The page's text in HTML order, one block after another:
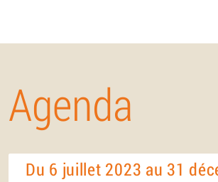
Agenda
Du 6 juillet 2023 au 31